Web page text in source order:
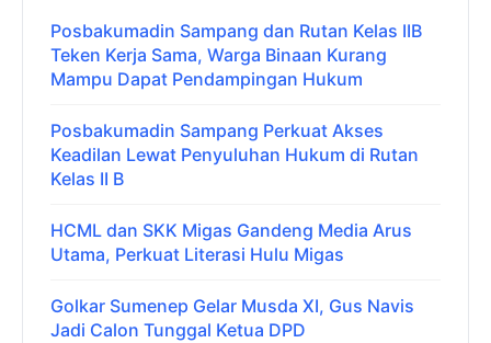
Posbakumadin Sampang dan Rutan Kelas IIB
Teken Kerja Sama, Warga Binaan Kurang
Mampu Dapat Pendampingan Hukum
Posbakumadin Sampang Perkuat Akses
Keadilan Lewat Penyuluhan Hukum di Rutan
Kelas II B
HCML dan SKK Migas Gandeng Media Arus
Utama, Perkuat Literasi Hulu Migas
Golkar Sumenep Gelar Musda XI, Gus Navis
Jadi Calon Tunggal Ketua DPD